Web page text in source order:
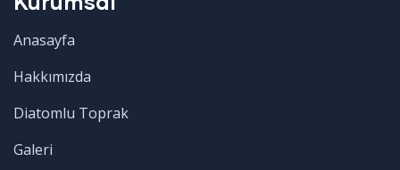
Anasayfa
Hakkımızda
Diatomlu Toprak
Galeri